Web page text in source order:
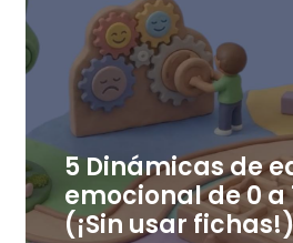
5 Dinámicas de
emocional de 0 a
(¡Sin usar